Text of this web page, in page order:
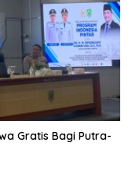
Gratis Bagi Putra-